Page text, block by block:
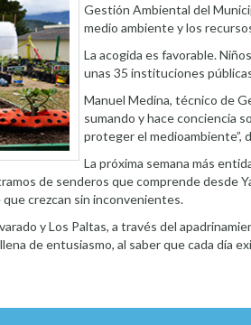
Gestión Ambiental del
medio ambiente y los
La acogida es favorable.
unas 35 instituciones
Manuel Medina, técnico de
sumando y hace conciencia
proteger el medioambiente”,
La próxima semana más
de senderos que comprende desde
crezcan sin inconvenientes.
y Los Paltas, a través del
de entusiasmo, al saber que cada día